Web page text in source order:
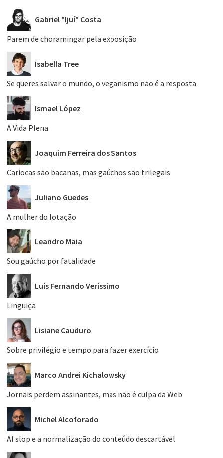
Gabriel "Ijuí" Costa
Parem de choramingar pela exposição
Isabella Tree
Se queres salvar o mundo, o veganismo não é a resposta
Ismael López
A Vida Plena
Joaquim Ferreira dos Santos
Cariocas são bacanas, mas gaúchos são trilegais
Juliano Guedes
A mulher do lotação
Leandro Maia
Sou gaúcho por fatalidade
Luís Fernando Veríssimo
Linguiça
Lisiane Cauduro
Sobre privilégio e tempo para fazer exercício
Marco Andrei Kichalowsky
Jornais perdem assinantes, mas não é culpa da Web
Michel Alcoforado
AI slop e a normalização do conteúdo descartável